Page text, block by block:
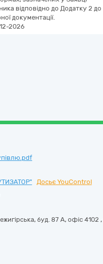
відповідно до Додатку 2 до
документації.
2026
Досьє YouControl
буд. 87 А, офіс 4102 ,